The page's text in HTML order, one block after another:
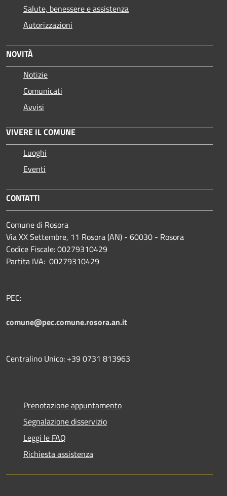
Salute, benessere e assistenza
Autorizzazioni
NOVITÀ
Notizie
Comunicati
Avvisi
VIVERE IL COMUNE
Luoghi
Eventi
CONTATTI
Comune di Rosora
Via XX Settembre, 11 Rosora (AN) - 60030 - Rosora
Codice Fiscale: 00279310429
Partita IVA: 00279310429
PEC:
comune@pec.comune.rosora.an.it
Centralino Unico: +39 0731 813963
Prenotazione appuntamento
Segnalazione disservizio
Leggi le FAQ
Richiesta assistenza